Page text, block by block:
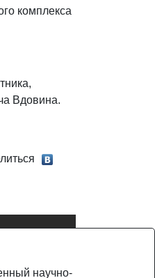
комплекса
Вдовина.
научно-